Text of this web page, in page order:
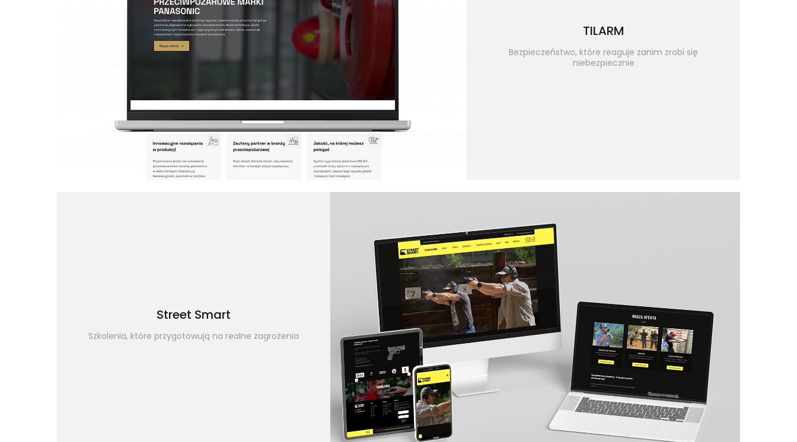
TILARM
Bezpieczeństwo, które reaguje zanim zrobi się
niebezpiecznie
Street Smart
Szkolenia, które przygotowują na realne zagrożenia